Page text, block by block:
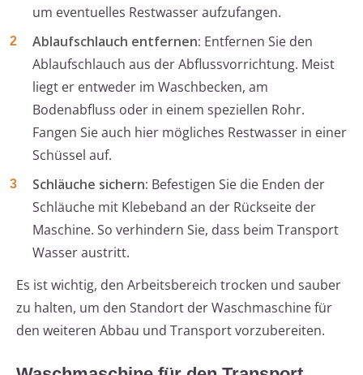
um eventuelles Restwasser aufzufangen.
Ablaufschlauch entfernen: Entfernen Sie den
Ablaufschlauch aus der Abflussvorrichtung. Meist
liegt er entweder im Waschbecken, am
Bodenabfluss oder in einem speziellen Rohr.
Fangen Sie auch hier mögliches Restwasser in einer
Schüssel auf.
Schläuche sichern: Befestigen Sie die Enden der
Schläuche mit Klebeband an der Rückseite der
Maschine. So verhindern Sie, dass beim Transport
Wasser austritt.
Es ist wichtig, den Arbeitsbereich trocken und sauber
zu halten, um den Standort der Waschmaschine für
den weiteren Abbau und Transport vorzubereiten.